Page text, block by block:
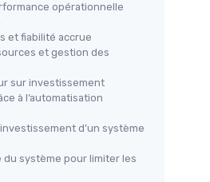
opérationnelle
et fiabilité accrue
et gestion des
sur investissement
à l’automatisation
d’un système
système pour limiter les